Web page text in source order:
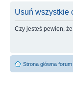
Usuń wszystkie
Czy jesteś pewien,
Strona główna forum